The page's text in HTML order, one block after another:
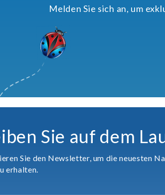
Melden Sie sich an, um
Sie auf dem
Sie den Newsletter, um die neuesten
erhalten.